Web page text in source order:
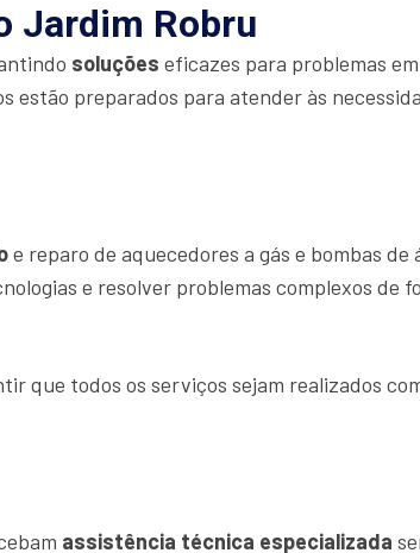
Jardim Robru
soluções eficazes para problemas em
estão preparados para atender às
e reparo de aquecedores a gás e bombas de
e resolver problemas complexos de
que todos os serviços sejam realizados
assistência técnica especializada